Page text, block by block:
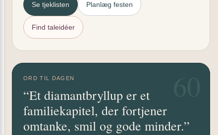
Se tjeklisten Planlæg festen
Find taleidéer
ORD TIL DAGEN
“Et diamantbryllup er et
familiekapitel, der fortjener
omtanke, smil og gode minder.”